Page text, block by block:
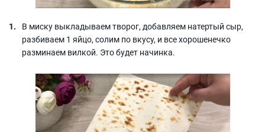
В миску выкладываем творог, добавляем натертый сыр,
разбиваем 1 яйцо, солим по вкусу, и все хорошенечко
разминаем вилкой. Это будет начинка.